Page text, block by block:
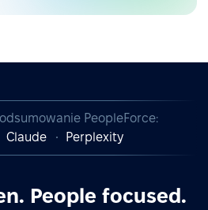
PeopleForce:
Claude Perplexity
People focused.